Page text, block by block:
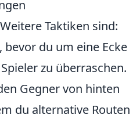
Taktiken sind:
bevor du um eine Ecke
zu überraschen.
Gegner von hinten
du alternative Routen